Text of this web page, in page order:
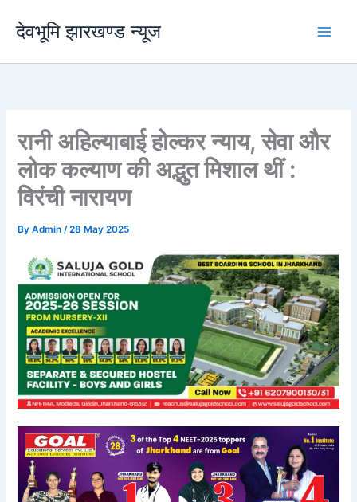
content
देवभूमि झारखण्ड न्यूज
रानी अहिल्याबाई होल्कर न्याय, सेवा और
लोक कल्याण की अद्भुत मिशाल थीं :
विरंची नारायण
ByAdmin/28 May 2025